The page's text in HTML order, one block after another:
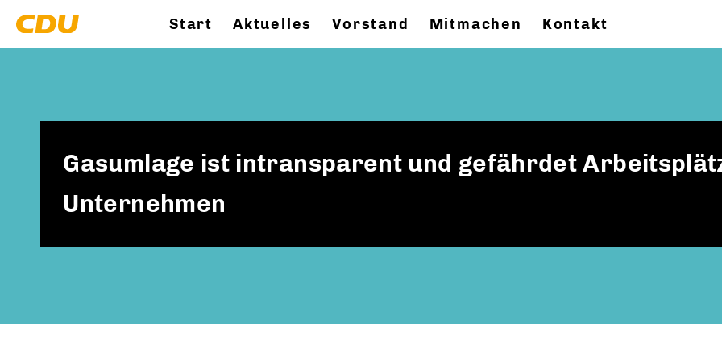
Start Aktuelles Vorstand Mitmachen Kontakt
Gasumlage ist intransparent und gefährdet
Unternehmen